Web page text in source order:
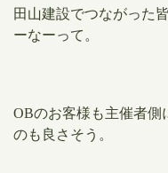
田山建設でつながった
ーなーって。
OBのお客様も主催者側
のも良さそう。